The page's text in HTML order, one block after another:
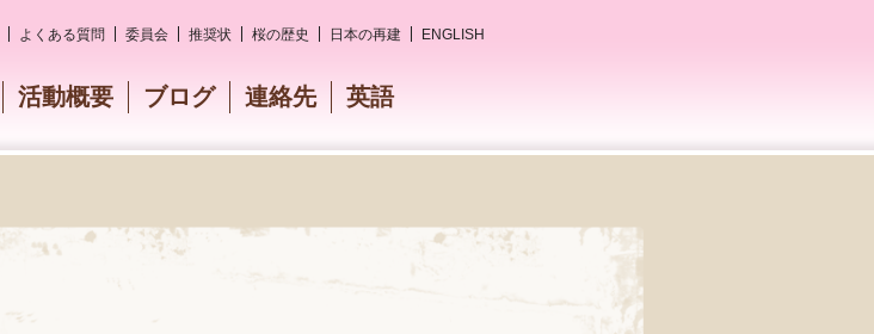
よくある質問 委員会 推奨状 桜の歴史 日本の再建 ENGLISH
活動概要 ブログ 連絡先 英語